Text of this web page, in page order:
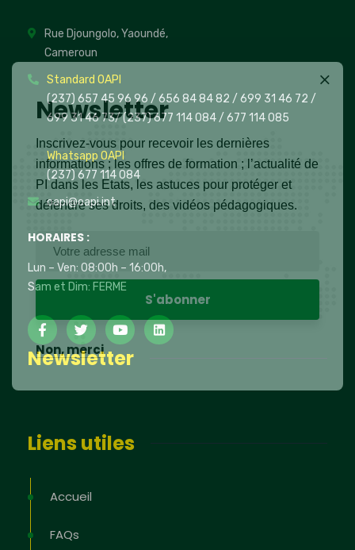
Rue Djoungolo, Yaoundé,
Cameroun
Standard OAPI
(237) 657 45 96 96 / 656 84 84 82 / 699 31 46 72 /
699 31 46 73/(237) 677 114 084 / 677 114 085
Whatsapp OAPI
(237) 677 114 084
oapi@oapi.int
HORAIRES :
Lun – Ven: 08:00h – 16:00h,
Sam et Dim: FERME
Newsletter
Liens utiles
Accueil
FAQs
Newsletter
Inscrivez-vous pour recevoir les dernières
informations ; les offres de formation ; l’actualité de
PI dans les Etats, les astuces pour protéger et
défendre ses droits, des vidéos pédagogiques.
Non, merci